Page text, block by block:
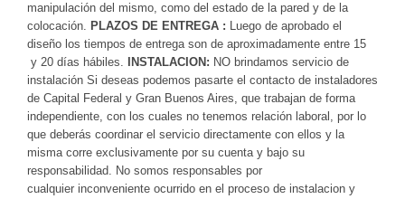
manipulación del mismo, como del estado de la pared y de la
colocación. PLAZOS DE ENTREGA : Luego de aprobado el
diseño los tiempos de entrega son de aproximadamente entre 15
y 20 días hábiles.
INSTALACION: NO brindamos servicio de
instalación Si deseas podemos pasarte el contacto de instaladores
de Capital Federal y Gran Buenos Aires, que trabajan de forma
independiente, con los cuales no tenemos relación laboral, por lo
que deberás coordinar el servicio directamente con ellos y la
misma corre exclusivamente por su cuenta y bajo su
responsabilidad. No somos responsables por
cualquier inconveniente ocurrido en el proceso de instalacion y